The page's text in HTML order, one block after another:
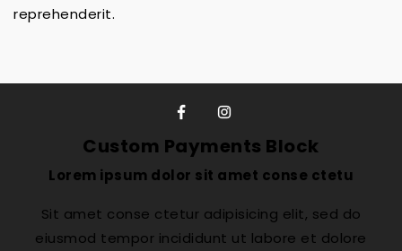
reprehenderit.
Custom Payments Block
Lorem ipsum dolor sit amet conse ctetu
Sit amet conse ctetur adipisicing elit, sed do
eiusmod tempor incididunt ut labore et dolore